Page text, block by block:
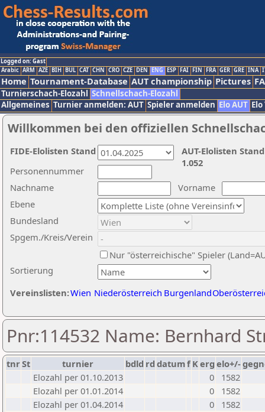
Logged on: Gast
Arabic ARM AZE BIH BUL CAT CHN CRO CZE DEN ENG ESP FAI FIN FRA GER GRE INA
Home Tournament-Database AUT championship Pictures
Turnierschach-Elozahl Schnellschach-Elozahl
Allgemeines Turnier anmelden: AUT Spieler anmelden Elo AUT
Willkommen bei den offiziellen
Nachname
Vorname
Ebene
Sortierung
Personennummer
Bundesland
Spgem./Kreis/Verein
Nur "österreichische" Spieler
Vereinslisten:Wien Niederösterreich Burgenland
AUT-Elolisten
1.052
FIDE-Elolisten Stand
Pnr:114532 Name: Bernhard
tnrSt turnier bdld rd datumf Kerg elo+/-
Elozahl per 01.10.2013
0
1582
Elozahl per 01.01.2014
0
1582
Elozahl per 01.04.2014
0
1582